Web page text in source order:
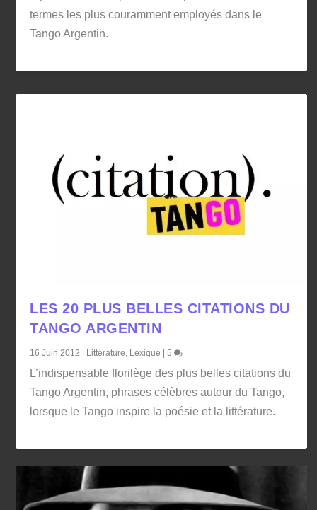
termes les plus couramment employés dans le
Tango Argentin.
LES 20 PLUS BELLES CITATIONS DU
TANGO ARGENTIN
16 Juin 2012 Littérature, Lexique |5
L’indispensable florilège des plus belles citations du
Tango Argentin, phrases célèbres autour du Tango,
lorsque le Tango inspire la poésie et la littérature.